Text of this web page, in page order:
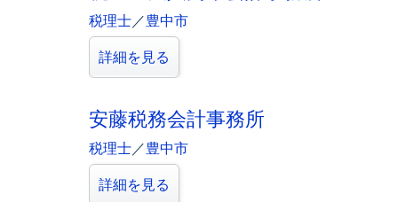
税理士／豊中市
詳細を見る
安藤税務会計事務所
税理士／豊中市
詳細を見る